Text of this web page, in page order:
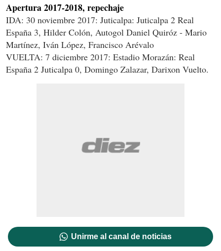
Apertura 2017-2018, repechaje
IDA: 30 noviembre 2017: Juticalpa: Juticalpa 2 Real
España 3, Hilder Colón, Autogol Daniel Quiróz - Mario
Martínez, Iván López, Francisco Arévalo
VUELTA: 7 diciembre 2017: Estadio Morazán: Real
España 2 Juticalpa 0, Domingo Zalazar, Darixon Vuelto.
Unirme al canal de noticias